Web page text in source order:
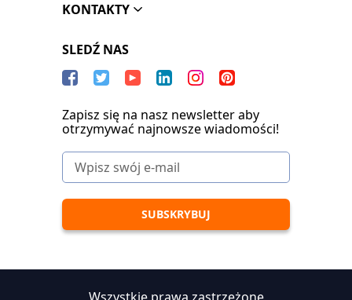
KONTAKTY
SLEDŹ NAS
Zapisz się na nasz newsletter aby
otrzymywać najnowsze wiadomości!